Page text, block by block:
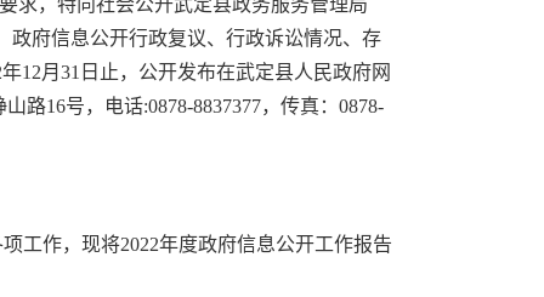
求，特向社会公开武定县政务服务管理局
政府信息公开行政复议、行政诉讼情况、存
12月31日止，公开发布在武定县人民政府网
路16号，电话:0878-8837377，传真：0878-
工作，现将2022年度政府信息公开工作报告